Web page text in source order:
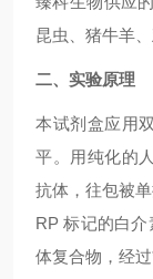
昆虫、猪牛羊
二、实验原理
本试剂盒应用
平。用纯化的
抗体，往包被
RP 标记的白
体复合物，经